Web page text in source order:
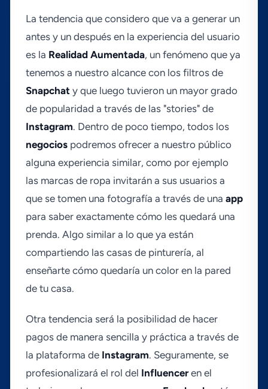
La tendencia que considero que va a generar un
antes y un después en la experiencia del usuario
es la Realidad Aumentada, un fenómeno que ya
tenemos a nuestro alcance con los filtros de
Snapchat y que luego tuvieron un mayor grado
de popularidad a través de las "stories" de
Instagram. Dentro de poco tiempo, todos los
negociospodremos ofrecer a nuestro público
alguna experiencia similar, como por ejemplo
las marcas de ropa invitarán a sus usuarios a
que se tomen una fotografí­a a través de una app
para saber exactamente cómo les quedará una
prenda. Algo similar a lo que ya están
compartiendo las casas de pinturerí­a, al
enseñarte cómo quedarí­a un color en la pared
de tu casa.
Otra tendencia será la posibilidad de hacer
pagos de manera sencilla y práctica a través de
la plataforma de Instagram. Seguramente, se
profesionalizará el rol del Influenceren el